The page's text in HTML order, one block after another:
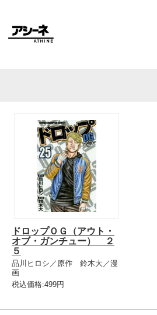
ドロップＯＧ（アウト・
オブ・ガンチュー） ２
５
品川ヒロシ／原作 鈴木大／漫
画
税込価格:499円